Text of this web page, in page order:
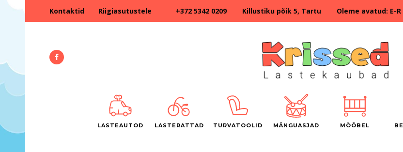
Kontaktid Riigiasutustele +372 5342 0209 Killustiku põik 5, Tartu Oleme avatud: E-R
LASTEAUTOD LASTERATTAD TURVATOOLID MÄNGUASJAD MÖÖBEL